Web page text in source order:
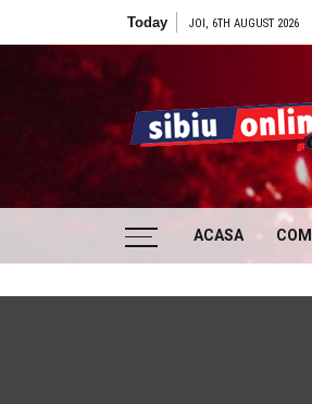
Today JOI, 6TH AUGUST 2026
… locatii si evenimente din
ACASA